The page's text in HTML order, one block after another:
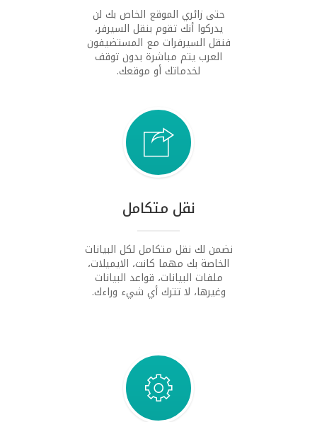
حتى زائري الموقع الخاص بك لن
يدركوا أنك تقوم بنقل السيرفر،
فنقل السيرفرات مع المستضيفون
العرب يتم مباشرة بدون توقف
لخدماتك أو موقعك.
نقل متكامل
نضمن لك نقل متكامل لكل البيانات
الخاصة بك مهما كانت، الايميلات،
ملفات البيانات، قواعد البيانات
وغيرها، لا تترك أي شيء وراءك.